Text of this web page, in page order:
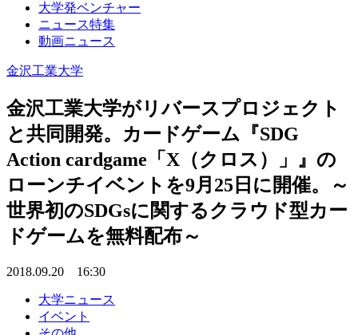
大学発ベンチャー
ニュース特集
動画ニュース
金沢工業大学
金沢工業大学がリバースプロジェクト
と共同開発。カードゲーム『SDG
Action cardgame「X（クロス）」』の
ローンチイベントを9月25日に開催。～
世界初のSDGsに関するクラウド型カー
ドゲームを無料配布～
2018.09.20 16:30
大学ニュース
イベント